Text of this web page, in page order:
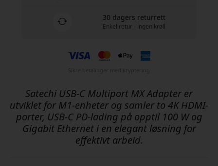
30 dagers returrett
Enkel retur - ingen krøll
Satechi USB-C Multiport MX Adapter er
utviklet for M1-enheter og samler to 4K HDMI-
porter, USB-C PD-lading på opptil 100 W og
Gigabit Ethernet i en elegant løsning for
effektivt arbeid.